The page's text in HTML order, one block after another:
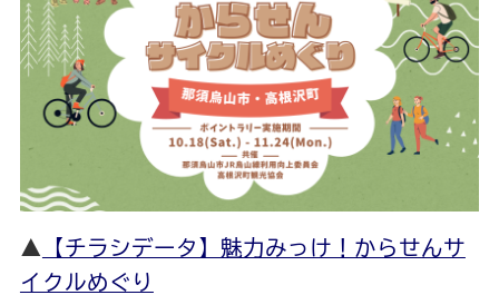
▲
【チラシデータ】魅力みっけ！からせんサ
イクルめぐり